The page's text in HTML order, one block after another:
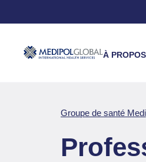
À PROPOS DE
Groupe de santé